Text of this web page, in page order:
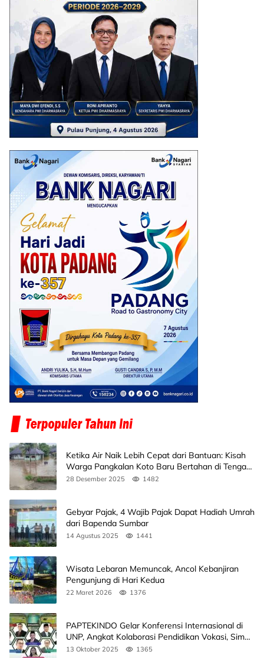
Ketika Air Naik Lebih Cepat dari Bantuan: Kisah
Warga Pangkalan Koto Baru Bertahan di Tengah
Banjir
28 Desember 2025 1482
Gebyar Pajak, 4 Wajib Pajak Dapat Hadiah Umrah
dari Bapenda Sumbar
14 Agustus 2025 1441
Wisata Lebaran Memuncak, Ancol Kebanjiran
Pengunjung di Hari Kedua
22 Maret 2026 1376
PAPTEKINDO Gelar Konferensi Internasional di
UNP, Angkat Kolaborasi Pendidikan Vokasi, Simak
Agendanya
13 Oktober 2025 1365